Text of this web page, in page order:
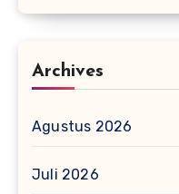
Archives
Agustus 2026
Juli 2026